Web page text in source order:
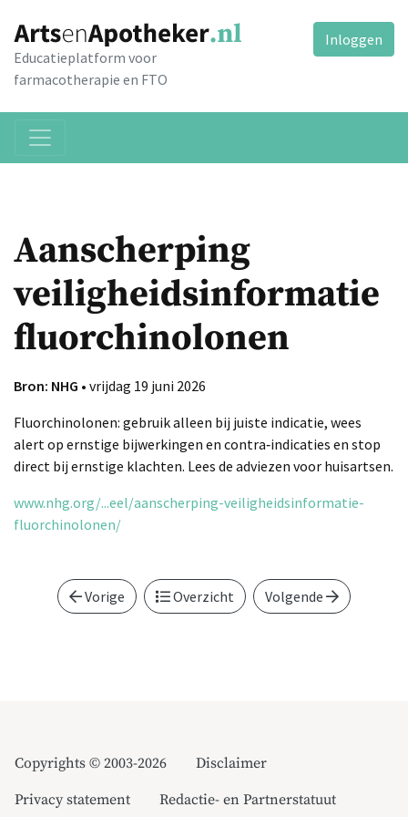
Educatieplatform voor
farmacotherapie en FTO
Inloggen
Aanscherping
veiligheidsinformatie
fluorchinolonen
Bron: NHG • vrijdag 19 juni 2026
Fluorchinolonen: gebruik alleen bij juiste indicatie, wees
alert op ernstige bijwerkingen en contra‑indicaties en stop
direct bij ernstige klachten. Lees de adviezen voor huisartsen.
www.nhg.org/...eel/aanscherping-veiligheidsinformatie-
fluorchinolonen/
Vorige Overzicht Volgende
Copyrights © 2003-2026
Disclaimer
Privacy statement
Redactie- en Partnerstatuut